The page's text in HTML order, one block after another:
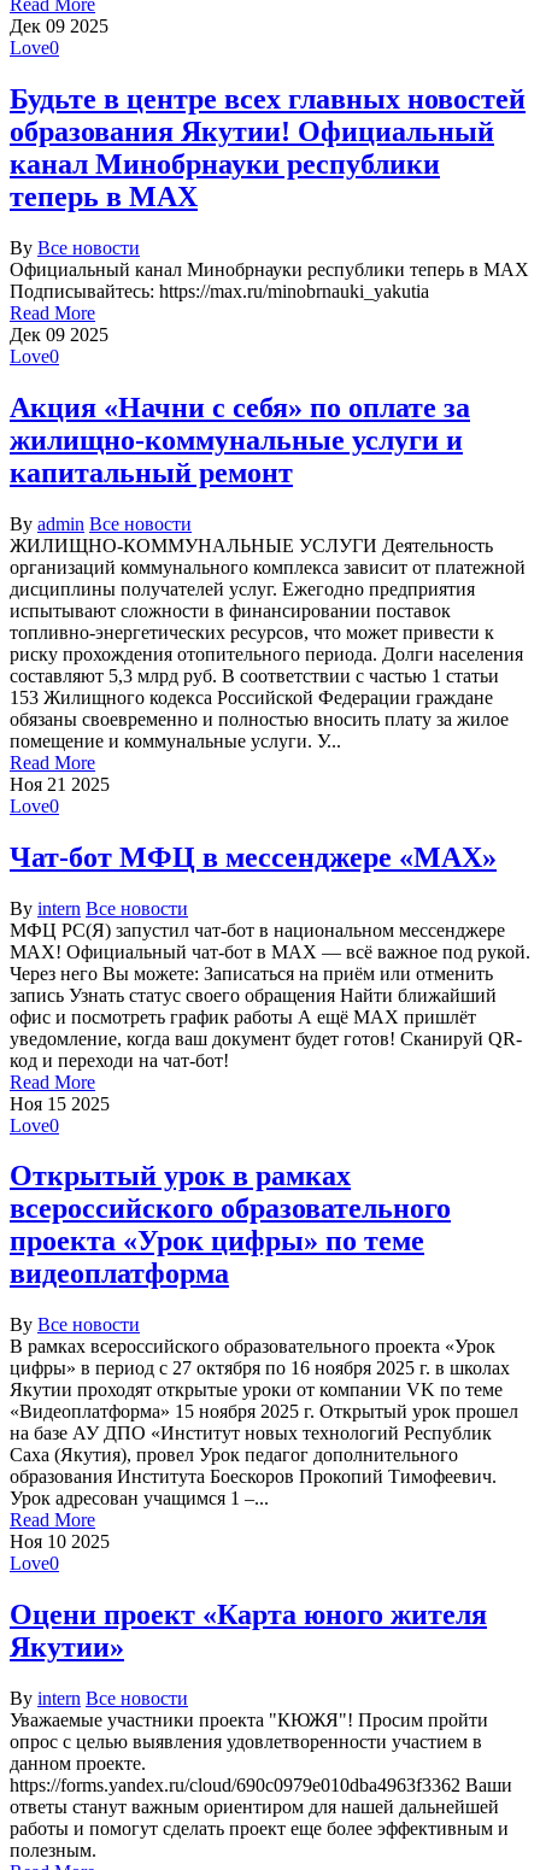
Read More
Дек 09 2025
Love0
Будьте в центре всех главных новостей
образования Якутии! Официальный
канал Минобрнауки республики
теперь в МАХ
By Все новости
Официальный канал Минобрнауки республики теперь в МАХ
Подписывайтесь: https://max.ru/minobrnauki_yakutia
Read More
Дек 09 2025
Love0
Акция «Начни с себя» по оплате за
жилищно-коммунальные услуги и
капитальный ремонт
By admin Все новости
ЖИЛИЩНО-КОММУНАЛЬНЫЕ УСЛУГИ Деятельность
организаций коммунального комплекса зависит от платежной
дисциплины получателей услуг. Ежегодно предприятия
испытывают сложности в финансировании поставок
топливно-энергетических ресурсов, что может привести к
риску прохождения отопительного периода. Долги населения
составляют 5,3 млрд руб. В соответствии с частью 1 статьи
153 Жилищного кодекса Российской Федерации граждане
обязаны своевременно и полностью вносить плату за жилое
помещение и коммунальные услуги. У...
Read More
Ноя 21 2025
Love0
Чат‑бот МФЦ в мессенджере «МАХ»
By intern Все новости
МФЦ РС(Я) запустил чат-бот в национальном мессенджере
MAX! Официальный чат-бот в MAX — всё важное под рукой.
Через него Вы можете: Записаться на приём или отменить
запись Узнать статус своего обращения Найти ближайший
офис и посмотреть график работы А ещё MAX пришлёт
уведомление, когда ваш документ будет готов! Сканируй QR-
код и переходи на чат-бот!
Read More
Ноя 15 2025
Love0
Открытый урок в рамках
всероссийского образовательного
проекта «Урок цифры» по теме
видеоплатформа
By Все новости
В рамках всероссийского образовательного проекта «Урок
цифры» в период с 27 октября по 16 ноября 2025 г. в школах
Якутии проходят открытые уроки от компании VK по теме
«Видеоплатформа» 15 ноября 2025 г. Открытый урок прошел
на базе АУ ДПО «Институт новых технологий Республик
Саха (Якутия), провел Урок педагог дополнительного
образования Института Боескоров Прокопий Тимофеевич.
Урок адресован учащимся 1 –...
Read More
Ноя 10 2025
Love0
Оцени проект «Карта юного жителя
Якутии»
By intern Все новости
Уважаемые участники проекта "КЮЖЯ"! Просим пройти
опрос с целью выявления удовлетворенности участием в
данном проекте.
https://forms.yandex.ru/cloud/690c0979e010dba4963f3362 Ваши
ответы станут важным ориентиром для нашей дальнейшей
работы и помогут сделать проект еще более эффективным и
полезным.